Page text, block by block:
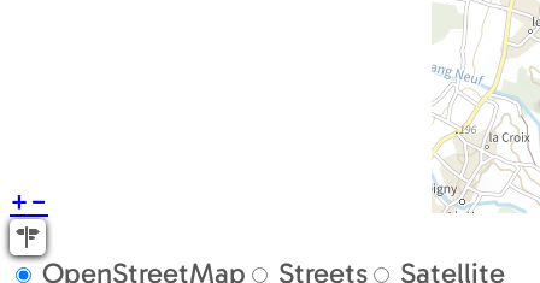
+−
OpenStreetMap Streets
Satellite